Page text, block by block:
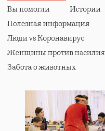
Вы помогли
Истории
Полезная информация
Люди vs Коронавирус
Женщины против насилия
Забота о животных